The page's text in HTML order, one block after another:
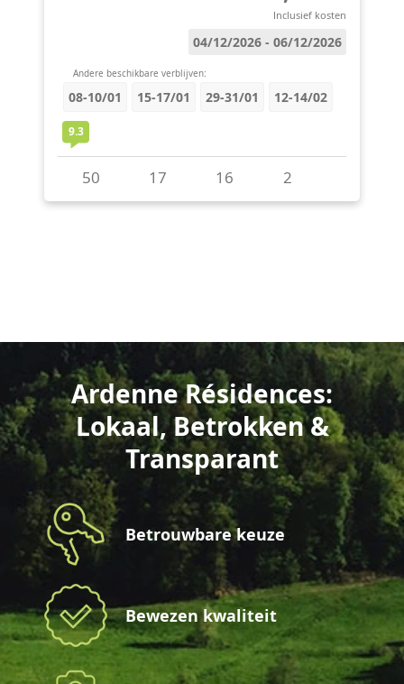
Ardenne Résidences:
Lokaal, Betrokken &
Transparant
Betrouwbare keuze
Bewezen kwaliteit